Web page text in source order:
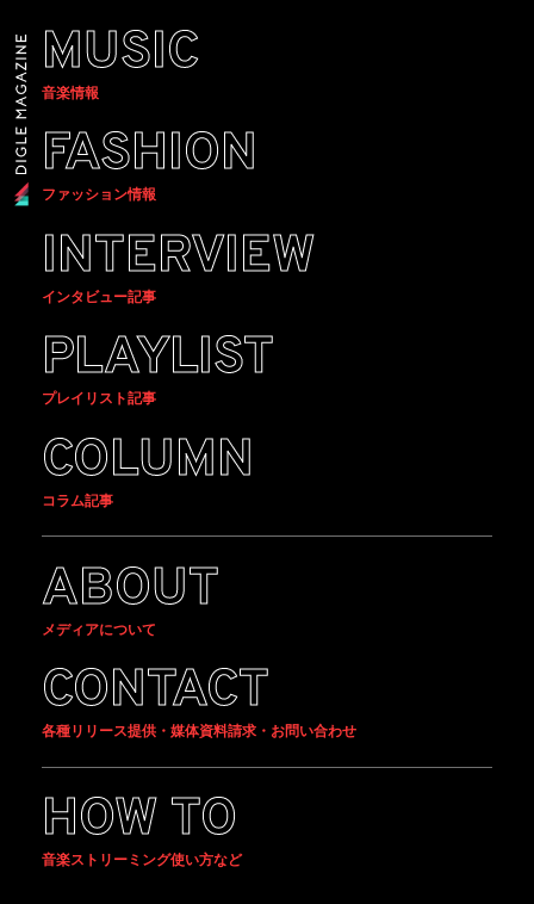
MUSIC
音楽情報
FASHION
ファッション情報
INTERVIEW
インタビュー記事
PLAYLIST
プレイリスト記事
COLUMN
コラム記事
ABOUT
メディアについて
CONTACT
各種リリース提供・媒体資料請求・お問い合わせ
HOW TO
音楽ストリーミング使い方など